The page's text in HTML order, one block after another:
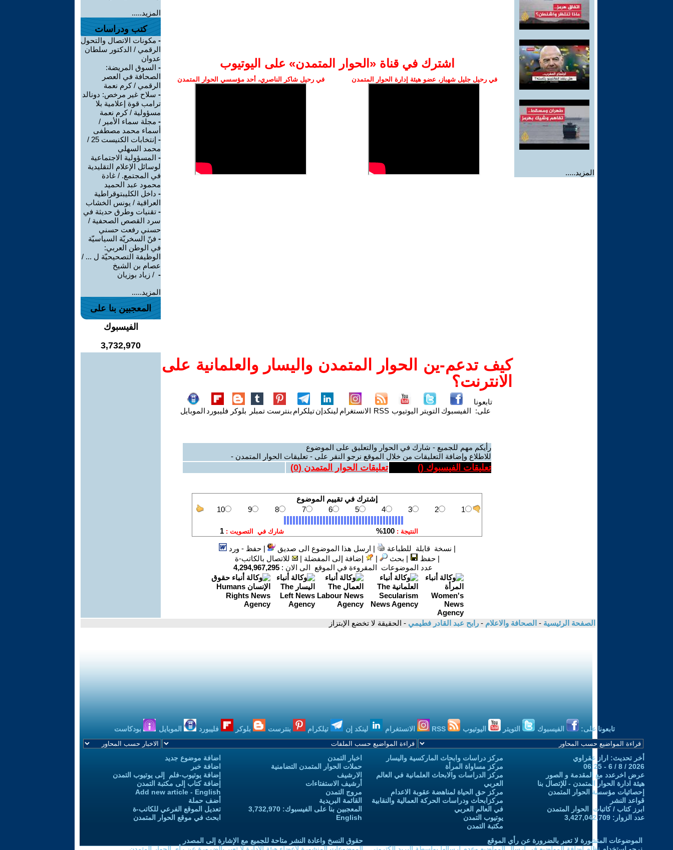
المزيد.....
اشترك في قناة ‫«الحوار المتمدن» على اليوتيوب
في رحيل جليل شهباز، عضو هيئة إدارة الحوار المتمدن في رحيل شاكر الناصري، أحد مؤسسي الحوار المتمدن
كيف تدعم-ين الحوار المتمدن واليسار والعلمانية على
الانترنت؟
تابعونا
على: الفيسبوك التويتر اليوتيوب RSS الانستغرام لينكدإنتيلكرام بنترست تمبلر بلوكر فليبورد الموبايل
رأيكم مهم للجميع - شارك في الحوار والتعليق على الموضوع
للاطلاع وإضافة التعليقات من خلال الموقع نرجو النقر على - تعليقات الحوار المتمدن -
تعليقات الفيسبوك () تعليقات الحوار المتمدن (0
)
| نسخة قابلة للطباعة | ارسل هذا الموضوع الى صديق |حفظ - ورد
|حفظ | بحث | إضافة إلى المفضلة |
للاتصال بالكاتب-ة
عدد الموضوعات المقروءة في الموقع الى الان : 4,294,967,295
المزيد.....
كتب ودراسات
- مكونات الاتصال والتحول
الرقمي / الدكتور سلطان
عدوان
- السوق المريضة:
الصحافة في العصر
الرقمي / كرم نعمة
- سلاح غير مرخص: دونالد
ترامب قوة إعلامية بلا
مسؤولية / كرم نعمة
- مجلة سماء الأمير /
أسماء محمد مصطفى
-
إنتخابات الكنيست 25 /
محمد السهلي
- المسؤولية الاجتماعية
لوسائل الإعلام التقليدية
في المجتمع. / غادة
محمود عبد الحميد
- داخل الكليبتوقراطية
العراقية / يونس الخشاب
- تقنيات وطرق حديثة في
سرد القصص الصحفية /
حسني رفعت حسني
- فنّ السخريّة السياسيّة
في الوطن العربي:
الوظيفة التصحيحيّة ل ... /
عصام بن الشيخ
- ‏ / زياد بوزيان
المزيد.....
المعجبين بنا على
الفيسبوك
3,732,970
الصفحة الرئيسية - الصحافة والاعلام - رابح عبد القادر فطيمي - الحقيقة لا تخضع الإبتزاز
تابعونا على: الفيسبوك التويتر اليوتيوب الانستغرام لينكد إن تيلكرام بنترست بلوكر فليبورد الموبايل بودكاست
أخر تحديث: اراز عقراوي
2026 / 8 / 6 - 06:25
عرض اخرعدد مع المقدمة و الصور
هيئة ادارة الحوار المتمدن - للإتصال بنا
إحصائيات مؤسسة الحوار المتمدن
قواعد النشر
ابرز كتاب / كاتبات الحوار المتمدن
عدد الزوار: 3,427,042,709
مركز دراسات وابحاث الماركسية واليسار
مركز مساواة المرأة
مركز الدراسات والابحاث العلمانية في العالم
العربي
مركز حق الحياة لمناهضة عقوبة الاعدام
مركزابحاث ودراسات الحركة العمالية والنقابية
في العالم العربي
يوتيوب التمدن
مكتبة التمدن
اخبار التمدن
حملات الحوار المتمدن التضامنية
الارشيف
أرشيف الاستفتاءات
مروج التمدن
القائمة البريدية
المعجبين بنا على الفيسبوك: 3,732,970
English
اضافة موضوع جديد
اضافة خبر
إضافة يوتيوب-فلم إلى يوتيوب التمدن
إضافة كتاب إلى مكتبة التمدن
Add new article - English
أضف حملة
تعديل الموقع الفرعي للكاتب-ة
ابحث في موقع الحوار المتمدن
الموضوعات المنشورة لا تعبر بالضرورة عن رأي الموقع
حقوق النسخ واعادة النشر متاحة للجميع مع الإشارة إلى المصدر